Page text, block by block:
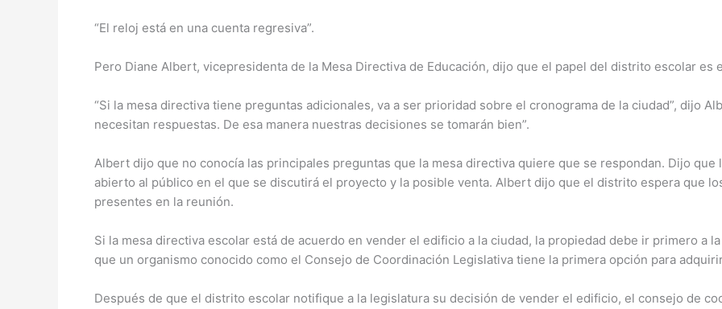
“El reloj está en una cuenta regresiva”.
Pero Diane Albert, vicepresidenta de la Mesa Directiva de Educación, dijo que el papel del distrito escolar es
“Si la mesa directiva tiene preguntas adicionales, va a ser prioridad sobre el cronograma de la ciudad”, dijo
necesitan respuestas. De esa manera nuestras decisiones se tomarán bien”.
Albert dijo que no conocía las principales preguntas que la mesa directiva quiere que se respondan. Dijo
abierto al público en el que se discutirá el proyecto y la posible venta. Albert dijo que el distrito espera que
presentes en la reunión.
Si la mesa directiva escolar está de acuerdo en vender el edificio a la ciudad, la propiedad debe ir primero a
que un organismo conocido como el Consejo de Coordinación Legislativa tiene la primera opción para
Después de que el distrito escolar notifique a la legislatura su decisión de vender el edificio, el consejo de